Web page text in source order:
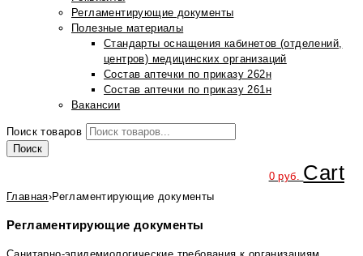
Регламентирующие документы
Полезные материалы
Стандарты оснащения кабинетов (отделений,
центров) медицинских организаций
Состав аптечки по приказу 262н
Состав аптечки по приказу 261н
Вакансии
Поиск товаров
Поиск
0руб. Cart
Главная›Регламентирующие документы
Регламентирующие документы